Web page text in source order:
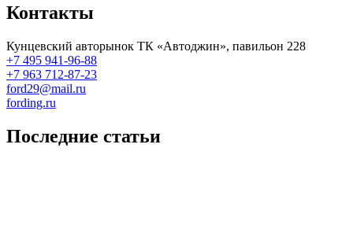
Контакты
Кунцевский авторынок ТК «Автоджин», павильон 228
+7 495 941-96-88
+7 963 712-87-23
ford29@mail.ru
fording.ru
Последние статьи